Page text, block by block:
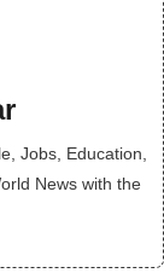
Jobs, Education,
News with the